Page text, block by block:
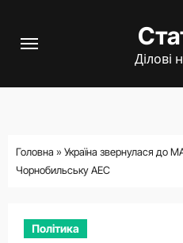
Ділові
Головна » Україна звернулася до
Чорнобильську АЕС
Політика